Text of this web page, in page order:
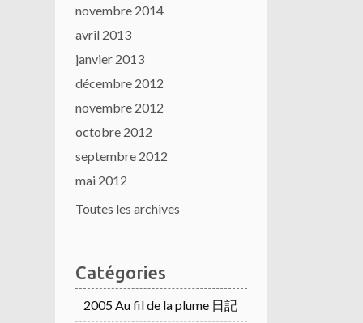
novembre 2014
avril 2013
janvier 2013
décembre 2012
novembre 2012
octobre 2012
septembre 2012
mai 2012
Toutes les archives
Catégories
2005 Au fil de la plume 日記